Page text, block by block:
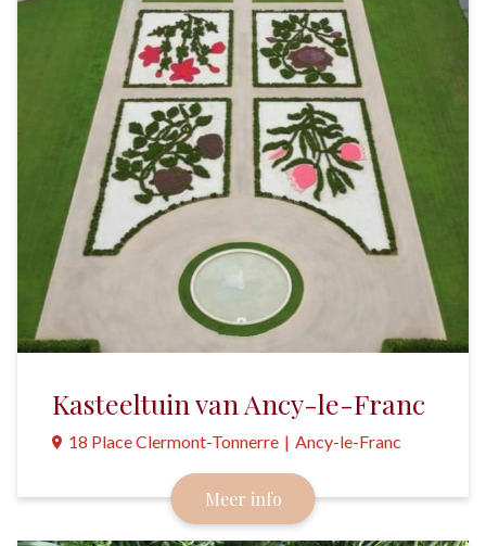
Kasteeltuin van Ancy-le-Franc
18 Place Clermont-Tonnerre | Ancy-le-Franc
Een prachtige tuin met perken die zijn geïnspireerd
door de bloemenkamer uit het kasteel.
Meer info